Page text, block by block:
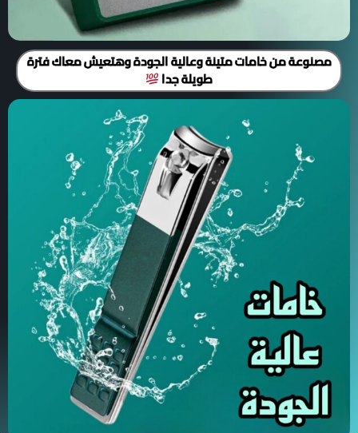
مصنوعة من خامات متينة وعالية الجودة وهتعيش معاك فترة
طويلة جدا